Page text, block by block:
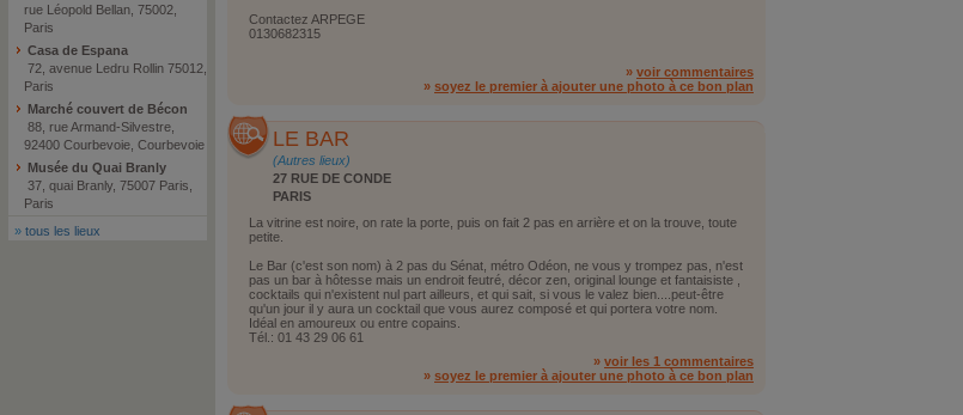
rue Léopold Bellan, 75002,
Paris
Casa de Espana
72, avenue Ledru Rollin 75012,
Paris
Marché couvert de Bécon
88, rue Armand-Silvestre,
92400 Courbevoie, Courbevoie
Musée du Quai Branly
37, quai Branly, 75007 Paris,
Paris
» tous les lieux
Contactez ARPEGE
0130682315
» voir commentaires
» soyez le premier à ajouter une photo à ce bon plan
LE BAR
(Autres lieux)
27 RUE DE CONDE
PARIS
La vitrine est noire, on rate la porte, puis on fait 2 pas en arrière et on la trouve, toute
petite.
Le Bar (c'est son nom) à 2 pas du Sénat, métro Odéon, ne vous y trompez pas, n'est
pas un bar à hôtesse mais un endroit feutré, décor zen, original lounge et fantaisiste ,
cocktails qui n'existent nul part ailleurs, et qui sait, si vous le valez bien....peut-être
qu'un jour il y aura un cocktail que vous aurez composé et qui portera votre nom.
Idéal en amoureux ou entre copains.
Tél.: 01 43 29 06 61
» voir les 1 commentaires
» soyez le premier à ajouter une photo à ce bon plan